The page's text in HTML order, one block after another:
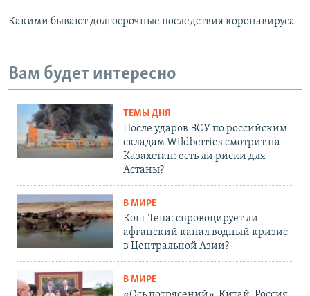
Какими бывают долгосрочные последствия коронавируса
Вам будет интересно
ТЕМЫ ДНЯ
После ударов ВСУ по российским
складам Wildberries смотрит на
Казахстан: есть ли риски для
Астаны?
В МИРЕ
Кош-Тепа: спровоцирует ли
афганский канал водный кризис
в Центральной Азии?
В МИРЕ